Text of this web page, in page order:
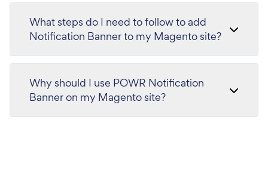
What steps do I need to follow to add
Notification Banner to my Magento site?
Why should I use POWR Notification
Banner on my Magento site?